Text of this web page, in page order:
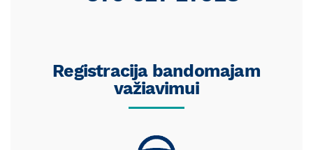
Registracija bandomajam
važiavimui